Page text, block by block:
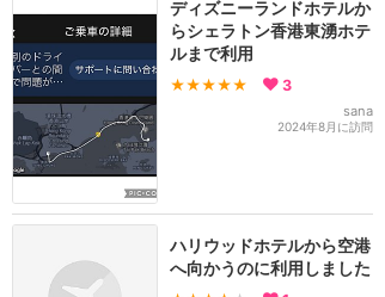
ディズニーランドホテルか
らシェラトン香港東湧ホテ
ルまで利用
★★★★★ 3
sana
2024年8月に訪問
ハリウッドホテルから空港
へ向かうのに利用しました